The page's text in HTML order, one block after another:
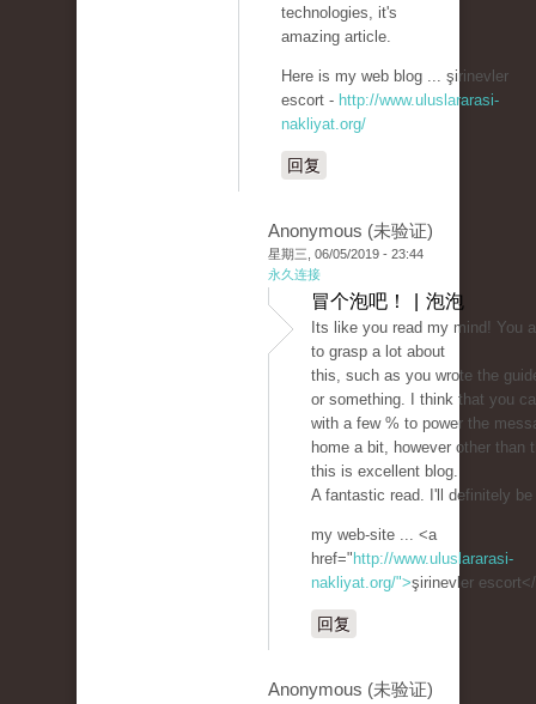
technologies, it's
amazing article.
Here is my web blog ... şirinevler
escort - http://www.uluslararasi-
nakliyat.org/
回复
Anonymous (未验证)
星期三, 06/05/2019 - 23:44
永久连接
冒个泡吧！ | 泡泡
Its like you read my mind! You
to grasp a lot about
this, such as you wrote the
or something. I think that you
with a few % to power the
home a bit, however other than
this is excellent blog.
A fantastic read. I'll definitely
my web-site ... <a
href=" http://www.uluslararasi-
nakliyat.org/">şirinevler
回复
Anonymous (未验证)